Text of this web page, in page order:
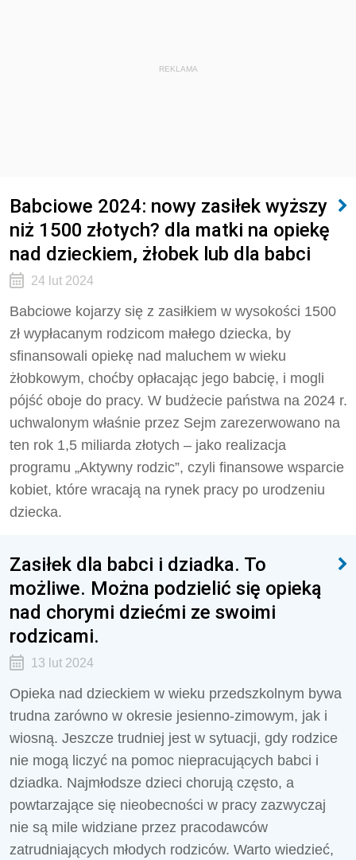
REKLAMA
Babciowe 2024: nowy zasiłek wyższy
niż 1500 złotych? dla matki na opiekę
nad dzieckiem, żłobek lub dla babci
24 lut 2024
Babciowe kojarzy się z zasiłkiem w wysokości 1500
zł wypłacanym rodzicom małego dziecka, by
sfinansowali opiekę nad maluchem w wieku
żłobkowym, choćby opłacając jego babcię, i mogli
pójść oboje do pracy. W budżecie państwa na 2024 r.
uchwalonym właśnie przez Sejm zarezerwowano na
ten rok 1,5 miliarda złotych – jako realizacja
programu „Aktywny rodzic”, czyli finansowe wsparcie
kobiet, które wracają na rynek pracy po urodzeniu
dziecka.
Zasiłek dla babci i dziadka. To
możliwe. Można podzielić się opieką
nad chorymi dziećmi ze swoimi
rodzicami.
13 lut 2024
Opieka nad dzieckiem w wieku przedszkolnym bywa
trudna zarówno w okresie jesienno-zimowym, jak i
wiosną. Jeszcze trudniej jest w sytuacji, gdy rodzice
nie mogą liczyć na pomoc niepracujących babci i
dziadka. Najmłodsze dzieci chorują często, a
powtarzające się nieobecności w pracy zazwyczaj
nie są mile widziane przez pracodawców
zatrudniających młodych rodziców. Warto wiedzieć,